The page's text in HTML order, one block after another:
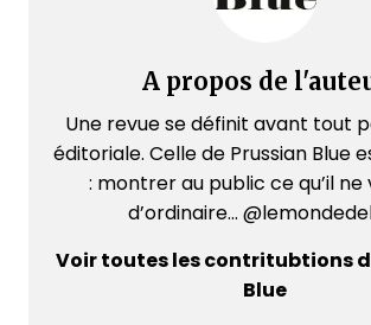
A propos de
Une revue se définit avant tout
éditoriale. Celle de Prussian Blue
: montrer au public ce qu’il ne
d’ordinaire...
Voir toutes les contritubtions
Blue